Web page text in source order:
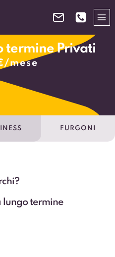
termine Privati
mese
FURGONI
lungo termine